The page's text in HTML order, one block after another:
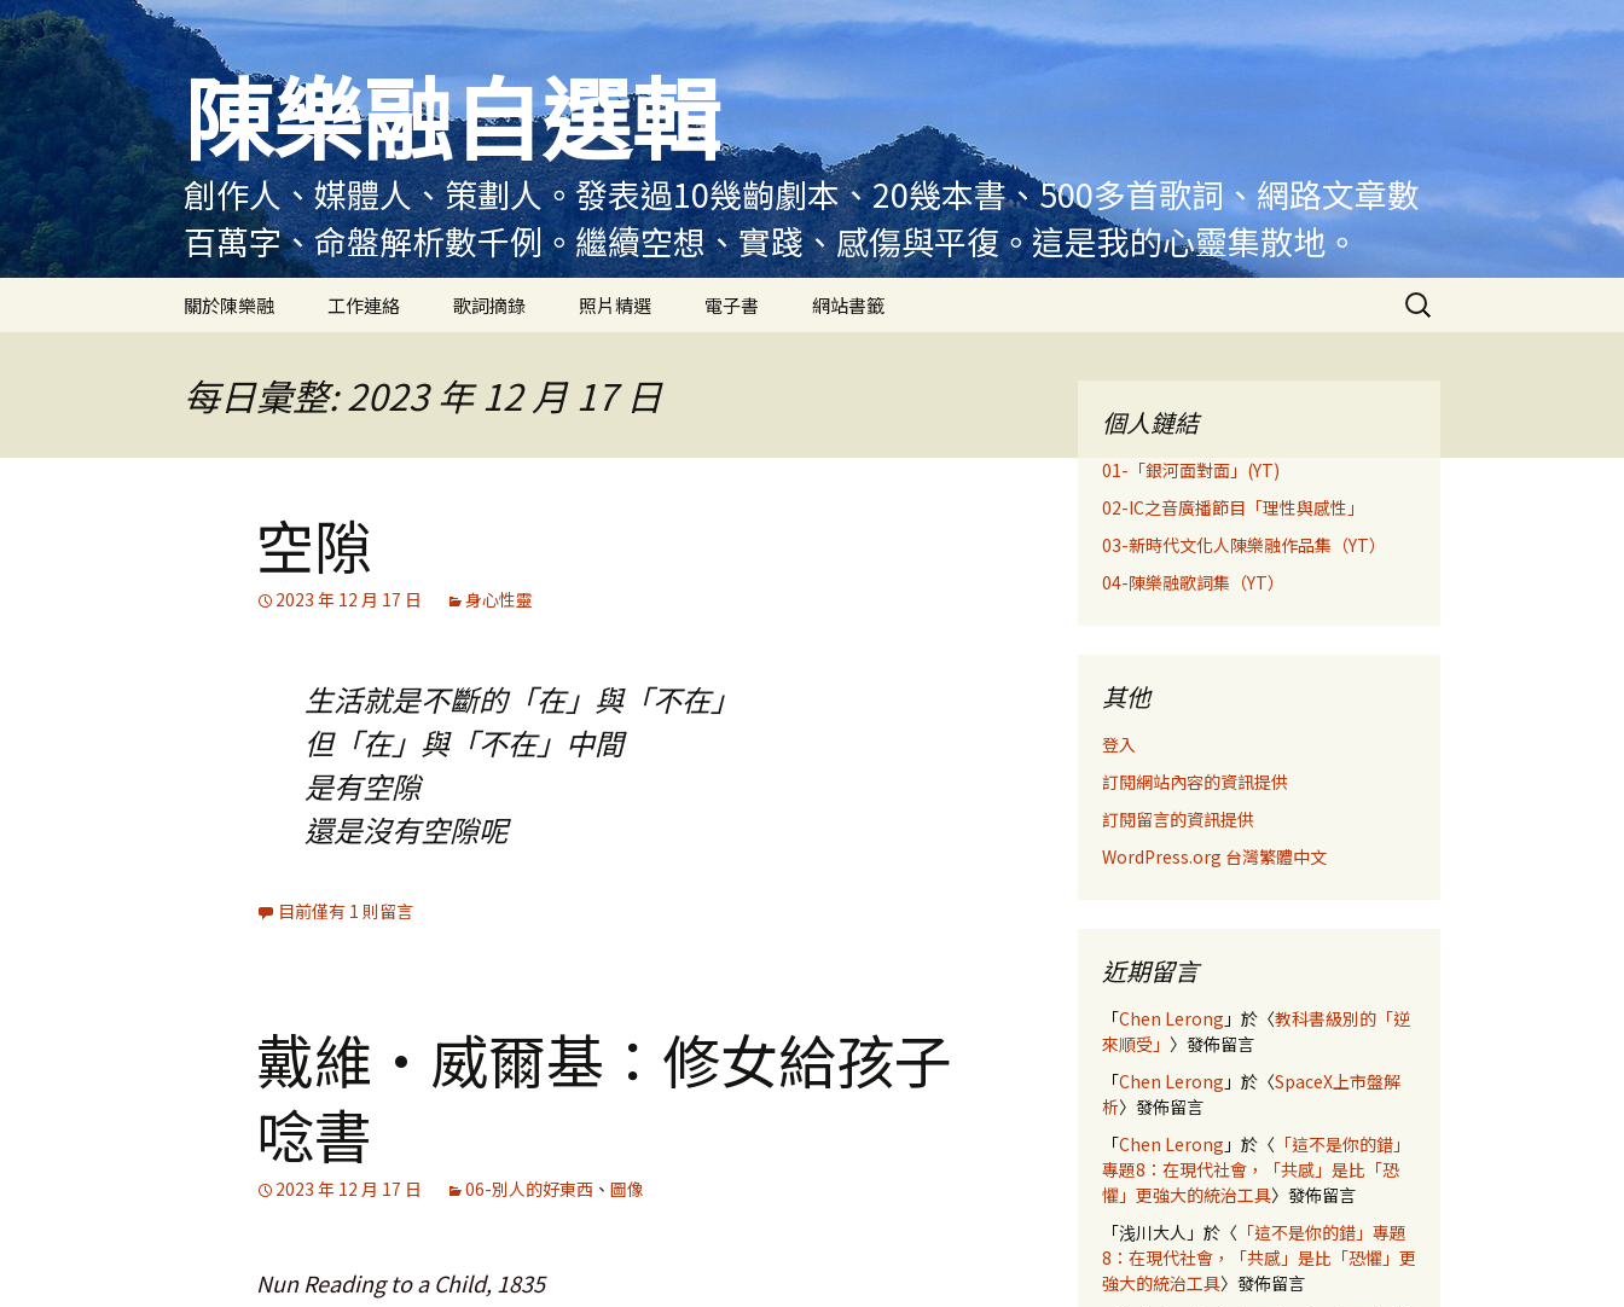
跳
至
主
容
陳樂融自選輯
創作人、媒體人、策劃人。發表過10幾齣劇本、20幾本書、500多首歌詞、網路文章數
百萬字、命盤解析數千例。繼續空想、實踐、感傷與平復。這是我的心靈集散地。
關於陳樂融
陳樂融大事記
陳樂融舞台劇及音樂劇
作品演出紀錄
媒體專訪精選
工作連絡 歌詞摘錄 照片精選 電子書 網站書籤
搜
尋
每日彙整: 2023 年 12 月 17 日
空隙
2023 年 12 月 17 日 身心性靈
生活就是不斷的「在」與「不在」
但「在」與「不在」中間
是有空隙
還是沒有空隙呢
目前僅有 1 則留言
戴維·威爾基：修女給孩子
唸書
2023 年 12 月 17 日 06-別人的好東西 、 圖像
Nun Reading to a Child, 1835
個人鏈結
01-「銀河面對面」(YT)
02-IC之音廣播節目「理性與感性」
03-新時代文化人陳樂融作品集（YT）
04-陳樂融歌詞集（YT）
其他
登入
訂閱網站內容的資訊提供
訂閱留言的資訊提供
WordPress.org 台灣繁體中文
近期留言
「Chen Lerong 」於〈教科書級別的「逆
來順受」 〉發佈留言
「Chen Lerong 」於〈SpaceX上市盤解
析〉發佈留言
「Chen Lerong 」於〈 「這不是你的錯」
專題8：在現代社會，「共感」是比「恐
懼」更強大的統治工具〉發佈留言
「浅川大人 」於〈 「這不是你的錯」專題
8：在現代社會，「共感」是比「恐懼」更
強大的統治工具〉發佈留言